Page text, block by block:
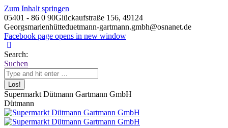
Zum Inhalt springen
05401 - 86 0 90Glückaufstraße 156, 49124
Georgsmarienhütteduetmann-gartmann.gmbh@osnanet.de
Facebook page opens in new window
Search:
Suchen
Supermarkt Dütmann Gartmann GmbH
Dütmann